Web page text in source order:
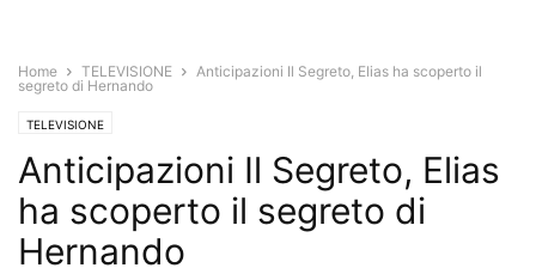
Home TELEVISIONE
Anticipazioni Il Segreto, Elias ha scoperto il
segreto di Hernando
TELEVISIONE
Anticipazioni Il Segreto, Elias
ha scoperto il segreto di
Hernando